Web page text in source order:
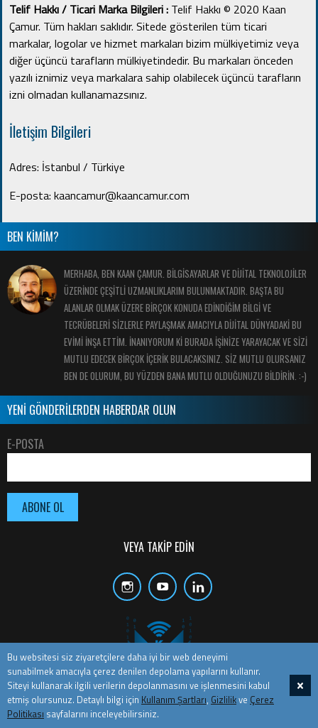
Bu websitesi siz ziyaretçilere daha iyi bir web deneyimi
sunabilmek amacıyla çerez denilen depolama yapılarını kullanır.
Siteyi kullanarak ilgili verilerin depolanmasını ve işlenmesini kabul
etmiş olursunuz. Detaylı bilgi için Kullanım Şartları, Gizlilikve Çerez
Politikası sayfalarını inceleyebilirsiniz.
Telif Hakkı / Ticari Marka Bilgileri : Telif Hakkı © 2020 Kaan
Çamur. Tüm hakları saklıdır. Sitede gösterilen tüm ticari
markalar, logolar ve hizmet markaları bizim mülkiyetimiz veya
diğer üçüncü tarafların mülkiyetindedir. Bu markaları önceden
yazılı iznimiz veya markalara sahip olabilecek üçüncü tarafların
izni olmadan kullanamazsınız.
İletişim Bilgileri
Adres: İstanbul / Türkiye
E-posta: kaancamur@kaancamur.com
BEN KİMİM?
MERHABA, BEN KAAN ÇAMUR. BİLGİSAYARLAR VE DİJİTAL TEKNOLOJİLER
ÜZERİNDE ÇEŞİTLİ UZMANLIKLARIM BULUNMAKTADIR. BAŞTA BU
ALANLAR OLMAK ÜZERE BİRÇOK KONUDA EDİNDİĞİM BİLGİ VE
TECRÜBELERİ SİZLERLE PAYLAŞMAK AMACIYLA DİJİTAL DÜNYADAKİ BU
EVİMİ İNŞA ETTİM. İNANIYORUM Kİ BURADA İŞİNİZE YARAYACAK VE SİZİ
MUTLU EDECEK BİRÇOK İÇERİK BULACAKSINIZ. SİZ MUTLU OLURSANIZ
BEN DE OLURUM, BU YÜZDEN BANA MUTLU OLDUĞUNUZU BİLDİRİN. :-)
YENİ GÖNDERİLERDEN HABERDAR OLUN
E-POSTA
VEYA TAKİP EDİN
COPYRIGHT © 2026 KAAN ÇAMUR. TÜM HAKLARI SAKLIDIR.